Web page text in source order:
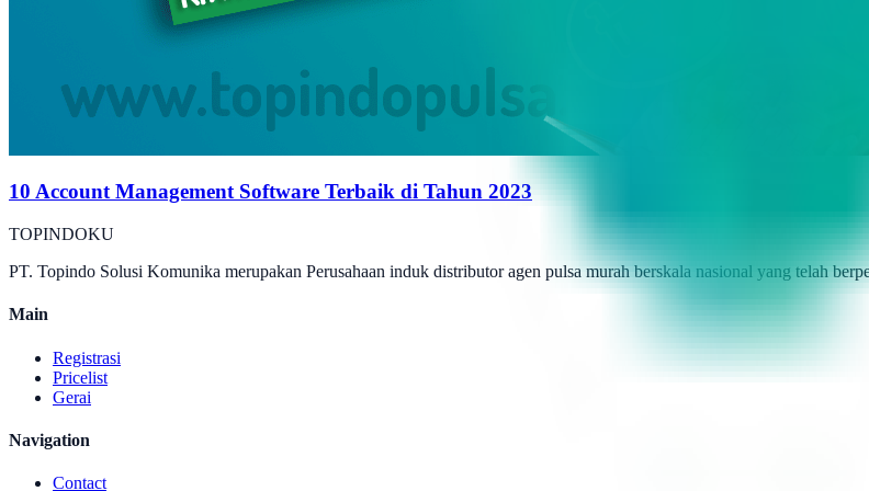
10 Account Management Software Terbaik di Tahun 2023
TOPINDOKU
PT. Topindo Solusi Komunika merupakan Perusahaan induk distributor agen pulsa murah berskala nasional yang telah
Main
Registrasi
Pricelist
Gerai
Navigation
Contact